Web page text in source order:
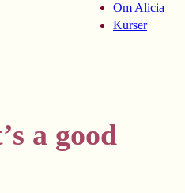
Om Alicia
Kurser
a good